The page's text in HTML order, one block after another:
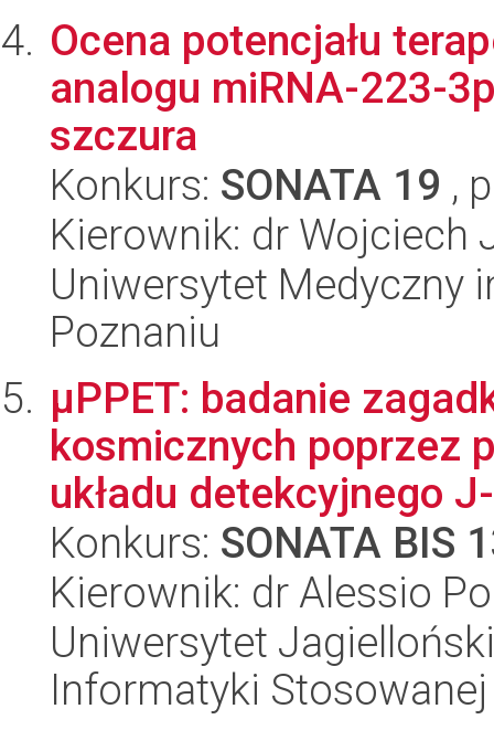
Ocena potencjału
analogu miRNA-223-
szczura
Konkurs: SONATA 19 ,
Kierownik: dr Wojciech
Uniwersytet Medyczny
Poznaniu
μPPET: badanie
kosmicznych poprzez
układu detekcyjnego
Konkurs: SONATA BIS
Kierownik: dr Alessio
Uniwersytet
Informatyki Stosowanej